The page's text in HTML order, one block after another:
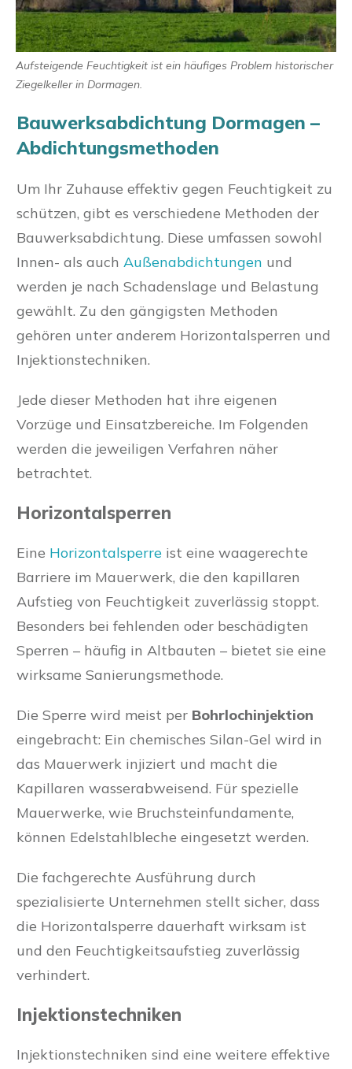
Aufsteigende Feuchtigkeit ist ein häufiges Problem historischer
Ziegelkeller in Dormagen.
Bauwerksabdichtung Dormagen –
Abdichtungsmethoden
Um Ihr Zuhause effektiv gegen Feuchtigkeit zu
schützen, gibt es verschiedene Methoden der
Bauwerksabdichtung. Diese umfassen sowohl
Innen- als auch Außenabdichtungen und
werden je nach Schadenslage und Belastung
gewählt. Zu den gängigsten Methoden
gehören unter anderem Horizontalsperren und
Injektionstechniken.
Jede dieser Methoden hat ihre eigenen
Vorzüge und Einsatzbereiche. Im Folgenden
werden die jeweiligen Verfahren näher
betrachtet.
Horizontalsperren
Eine Horizontalsperre ist eine waagerechte
Barriere im Mauerwerk, die den kapillaren
Aufstieg von Feuchtigkeit zuverlässig stoppt.
Besonders bei fehlenden oder beschädigten
Sperren – häufig in Altbauten – bietet sie eine
wirksame Sanierungsmethode.
Die Sperre wird meist per Bohrlochinjektion
eingebracht: Ein chemisches Silan-Gel wird in
das Mauerwerk injiziert und macht die
Kapillaren wasserabweisend. Für spezielle
Mauerwerke, wie Bruchsteinfundamente,
können Edelstahlbleche eingesetzt werden.
Die fachgerechte Ausführung durch
spezialisierte Unternehmen stellt sicher, dass
die Horizontalsperre dauerhaft wirksam ist
und den Feuchtigkeitsaufstieg zuverlässig
verhindert.
Injektionstechniken
Injektionstechniken sind eine weitere effektive